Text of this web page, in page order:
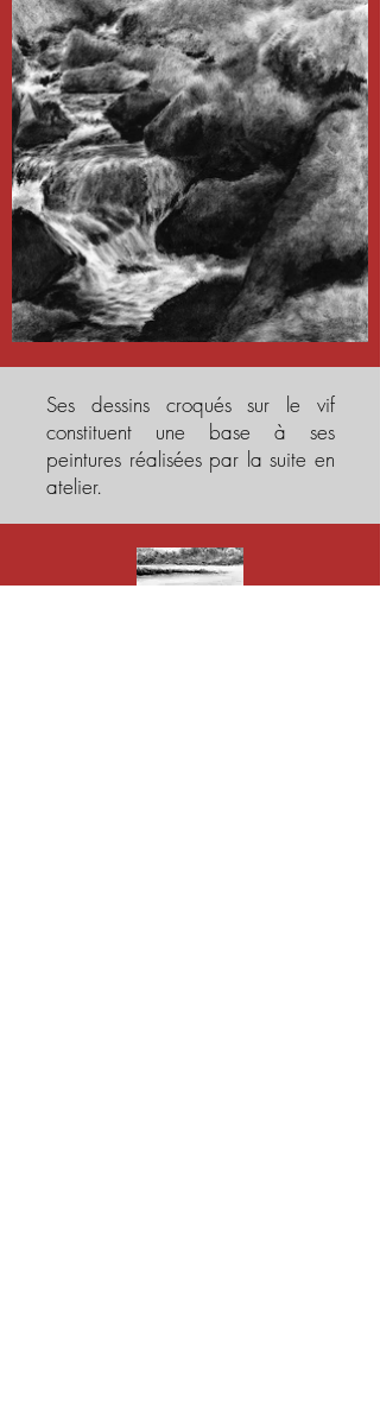
Ses dessins croqués sur le vif
constituent une base à ses
peintures réalisées par la suite en
atelier.